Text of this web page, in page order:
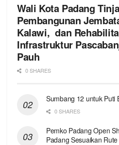
Wali Kota Padang
Pembangunan
Kalawi, dan
Infrastruktur
Pauh
0 SHARES
Sumbang 12 untuk Puti
0 SHARES
Pemko Padang Open
Padang Sesuaikan